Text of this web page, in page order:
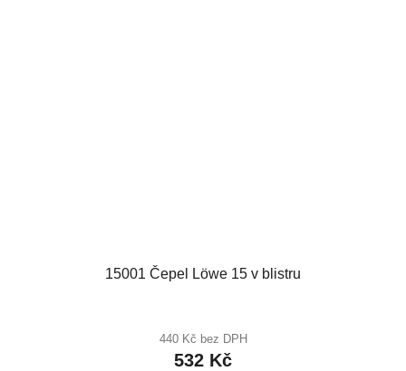
15001 Čepel Löwe 15 v blistru
440 Kč bez DPH
532 Kč